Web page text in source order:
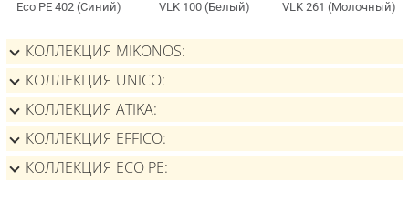
КОЛЛЕКЦИЯ MIKONOS
КОЛЛЕКЦИЯ UNICO
КОЛЛЕКЦИЯ ATIKA
КОЛЛЕКЦИЯ EFFICO
КОЛЛЕКЦИЯ ECO PE